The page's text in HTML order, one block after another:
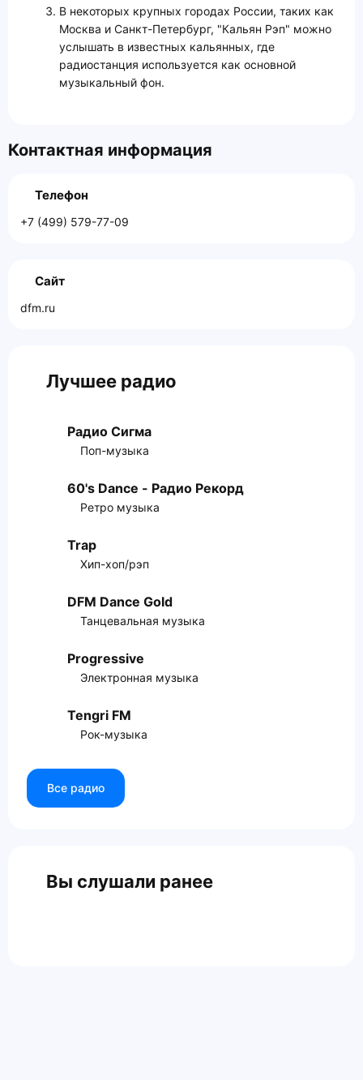
В некоторых крупных городах России, таких как
Москва и Санкт-Петербург, "Кальян Рэп" можно
услышать в известных кальянных, где
радиостанция используется как основной
музыкальный фон.
Контактная информация
Телефон
+7 (499) 579-77-09
Сайт
dfm.ru
Лучшее радио
Радио Сигма
Поп-музыка
60's Dance - Радио Рекорд
Ретро музыка
Trap
Хип-хоп/рэп
DFM Dance Gold
Танцевальная музыка
Progressive
Электронная музыка
Tengri FM
Рок-музыка
Все радио
Вы слушали ранее